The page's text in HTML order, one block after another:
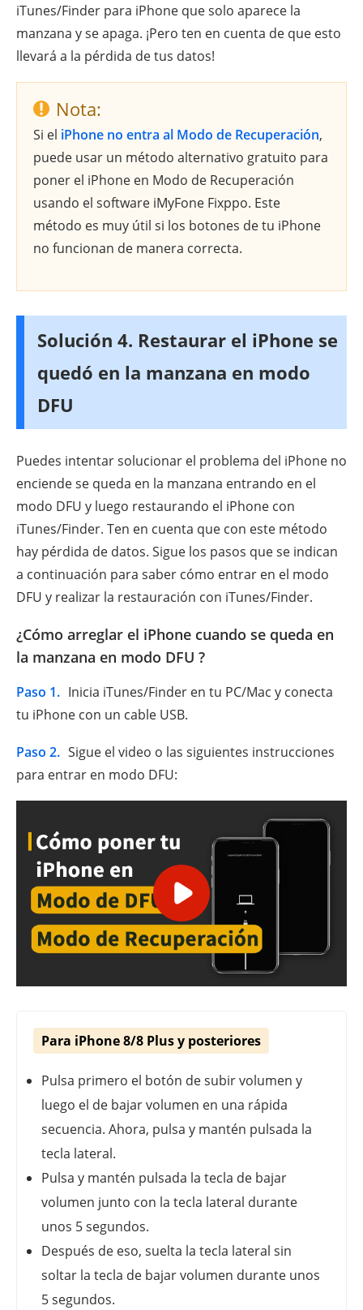
iTunes/Finder para iPhone que solo aparece la
manzana y se apaga. ¡Pero ten en cuenta de que esto
llevará a la pérdida de tus datos!
Nota:
Si el iPhone no entra al Modo de Recuperación,
puede usar un método alternativo gratuito para
poner el iPhone en Modo de Recuperación
usando el software iMyFone Fixppo. Este
método es muy útil si los botones de tu iPhone
no funcionan de manera correcta.
Solución 4. Restaurar el iPhone se
quedó en la manzana en modo
DFU
Puedes intentar solucionar el problema del iPhone no
enciende se queda en la manzana entrando en el
modo DFU y luego restaurando el iPhone con
iTunes/Finder. Ten en cuenta que con este método
hay pérdida de datos. Sigue los pasos que se indican
a continuación para saber cómo entrar en el modo
DFU y realizar la restauración con iTunes/Finder.
¿Cómo arreglar el iPhone cuando se queda en
la manzana en modo DFU ?
Paso 1. Inicia iTunes/Finder en tu PC/Mac y conecta
tu iPhone con un cable USB.
Paso 2. Sigue el video o las siguientes instrucciones
para entrar en modo DFU:
Para iPhone 8/8 Plus y posteriores
Pulsa primero el botón de subir volumen y
luego el de bajar volumen en una rápida
secuencia. Ahora, pulsa y mantén pulsada la
tecla lateral.
Pulsa y mantén pulsada la tecla de bajar
volumen junto con la tecla lateral durante
unos 5 segundos.
Después de eso, suelta la tecla lateral sin
soltar la tecla de bajar volumen durante unos
5 segundos.